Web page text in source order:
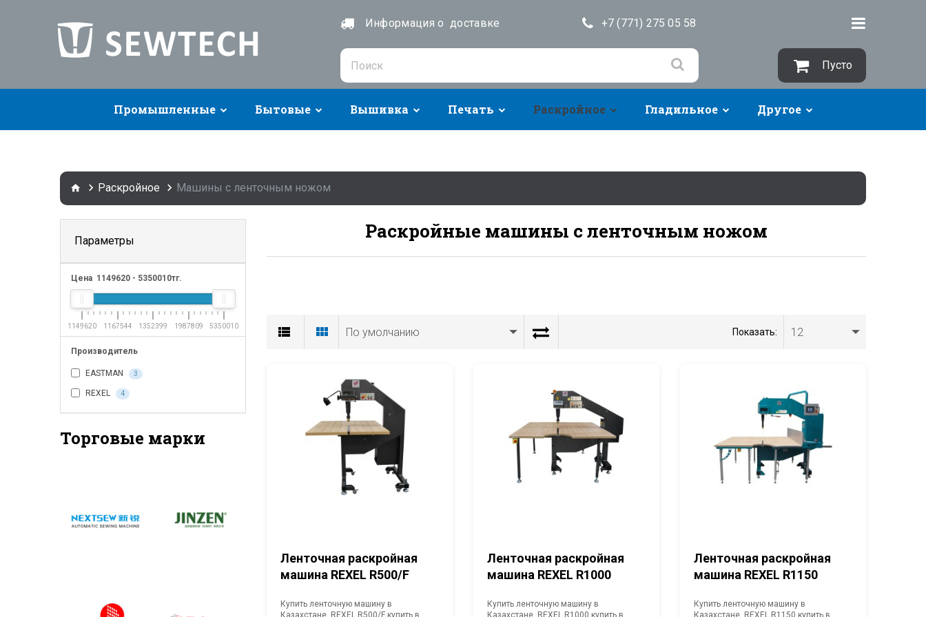
Информация о доставке +7 (771) 275 05 58
Пусто
Промышленные Бытовые Вышивка Печать Раскройное Гладильное Другое
Раскройное Машины с ленточным ножом
Параметры
Цена 1149620 - 5350010тг.
1149620 1167544 1352399 1987809 5350010
Производитель
EASTMAN 3
REXEL 4
Торговые марки
Раскройные машины с ленточным ножом
По умолчанию Показать: 12
Ленточная раскройная
машина REXEL R500/F
Купить ленточную машину в
Казахстане. REXEL R500/F купить в
Ленточная раскройная
машина REXEL R1000
Купить ленточную машину в
Казахстане. REXEL R1000 купить в
Ленточная раскройная
машина REXEL R1150
Купить ленточную машину в
Казахстане. REXEL R1150 купить в